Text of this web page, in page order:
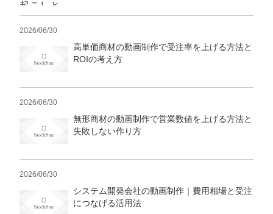
内部監査室長
2026/06/30
高単価商材の動画制作で受注率を上げる方法と
ROIの考え方
2026/06/30
無形商材の動画制作で営業数値を上げる方法と
失敗しない作り方
2026/06/30
システム開発会社の動画制作｜費用相場と受注
につなげる活用法